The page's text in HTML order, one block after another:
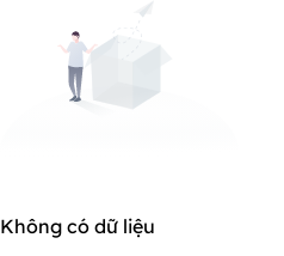
Không có dữ liệu